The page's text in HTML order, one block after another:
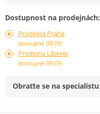
Dostupnost na prodejnách:
Prodejna Praha
dostupné 09.09.
Prodejna Liberec
dostupné 09.09.
Obraťte se na specialistu